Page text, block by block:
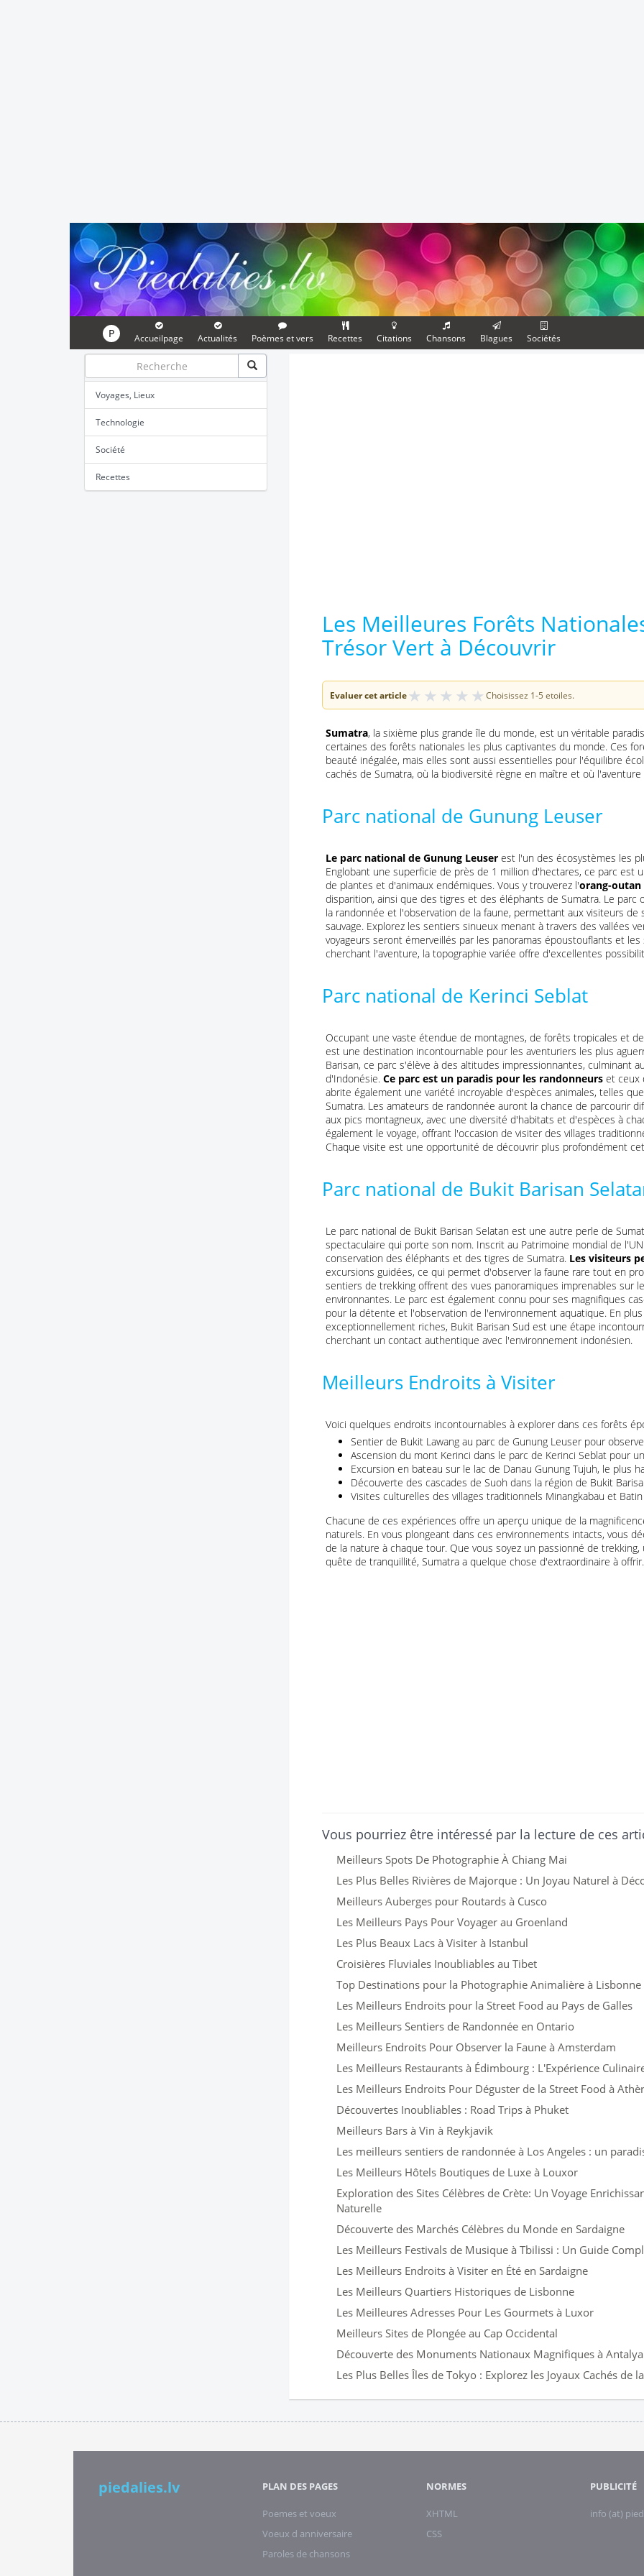
P Accueilpage Actualités Poèmes et vers Recettes Citations Chansons Blagues Sociétés
Voyages, Lieux
Technologie
Société
Recettes
Les Meilleures Forêts
Trésor Vert à Découvrir
Evaluer cet article★ ★ ★ ★ ★ Choisissez 1-5 etoiles.
Sumatra, la sixième plus grande île du monde, est un véritable
certaines des forêts nationales les plus captivantes du monde. Ces
beauté inégalée, mais elles sont aussi essentielles pour l'équilibre
cachés de Sumatra, où la biodiversité règne en maître et où
Parc national de Gunung Leuser
Le parc national de Gunung Leuser est l'un des écosystèmes les
Englobant une superficie de près de 1 million d'hectares, ce parc est
de plantes et d'animaux endémiques. Vous y trouverez l'orang-outan
disparition, ainsi que des tigres et des éléphants de Sumatra. Le
la randonnée et l'observation de la faune, permettant aux visiteurs
sauvage. Explorez les sentiers sinueux menant à travers des vallées
voyageurs seront émerveillés par les panoramas époustouflants et
cherchant l'aventure, la topographie variée offre d'excellentes
Parc national de Kerinci Seblat
Occupant une vaste étendue de montagnes, de forêts tropicales et
est une destination incontournable pour les aventuriers les plus
Barisan, ce parc s'élève à des altitudes impressionnantes, culminant
d'Indonésie. Ce parc est un paradis pour les randonneurs et ceux
abrite également une variété incroyable d'espèces animales, telles
Sumatra. Les amateurs de randonnée auront la chance de parcourir
aux pics montagneux, avec une diversité d'habitats et d'espèces à
également le voyage, offrant l'occasion de visiter des villages
Chaque visite est une opportunité de découvrir plus profondément
Parc national de Bukit Barisan
Le parc national de Bukit Barisan Selatan est une autre perle de
spectaculaire qui porte son nom. Inscrit au Patrimoine mondial de
conservation des éléphants et des tigres de Sumatra. Les visiteurs
excursions guidées, ce qui permet d'observer la faune rare tout en
sentiers de trekking offrent des vues panoramiques imprenables sur
environnantes. Le parc est également connu pour ses magnifiques
pour la détente et l'observation de l'environnement aquatique. En
exceptionnellement riches, Bukit Barisan Sud est une étape
cherchant un contact authentique avec l'environnement indonésien.
Meilleurs Endroits à Visiter
Voici quelques endroits incontournables à explorer dans ces forêts
Sentier de Bukit Lawang au parc de Gunung Leuser pour
Ascension du mont Kerinci dans le parc de Kerinci Seblat pour
Excursion en bateau sur le lac de Danau Gunung Tujuh, le plus
Découverte des cascades de Suoh dans la région de Bukit
Visites culturelles des villages traditionnels Minangkabau et
Chacune de ces expériences offre un aperçu unique de la
naturels. En vous plongeant dans ces environnements intacts, vous
de la nature à chaque tour. Que vous soyez un passionné de
quête de tranquillité, Sumatra a quelque chose d'extraordinaire à offrir.
Vous pourriez être intéressé par la lecture de ces
Meilleurs Spots De Photographie À Chiang Mai
Les Plus Belles Rivières de Majorque : Un Joyau Naturel à
Meilleurs Auberges pour Routards à Cusco
Les Meilleurs Pays Pour Voyager au Groenland
Les Plus Beaux Lacs à Visiter à Istanbul
Croisières Fluviales Inoubliables au Tibet
Top Destinations pour la Photographie Animalière à Lisbonne
Les Meilleurs Endroits pour la Street Food au Pays de Galles
Les Meilleurs Sentiers de Randonnée en Ontario
Meilleurs Endroits Pour Observer la Faune à Amsterdam
Les Meilleurs Restaurants à Édimbourg : L'Expérience
Les Meilleurs Endroits Pour Déguster de la Street Food à
Découvertes Inoubliables : Road Trips à Phuket
Meilleurs Bars à Vin à Reykjavik
Les meilleurs sentiers de randonnée à Los Angeles : un
Les Meilleurs Hôtels Boutiques de Luxe à Louxor
Exploration des Sites Célèbres de Crète: Un Voyage
Naturelle
Découverte des Marchés Célèbres du Monde en Sardaigne
Les Meilleurs Festivals de Musique à Tbilissi : Un Guide
Les Meilleurs Endroits à Visiter en Été en Sardaigne
Les Meilleurs Quartiers Historiques de Lisbonne
Les Meilleures Adresses Pour Les Gourmets à Luxor
Meilleurs Sites de Plongée au Cap Occidental
Découverte des Monuments Nationaux Magnifiques à Antalya
Les Plus Belles Îles de Tokyo : Explorez les Joyaux Cachés de
piedalies.lv PLAN DES PAGES
Poemes et voeux
Voeux d anniversaire
Paroles de chansons
NORMES
XHTML
CSS
PUBLICITÉ
info (at)